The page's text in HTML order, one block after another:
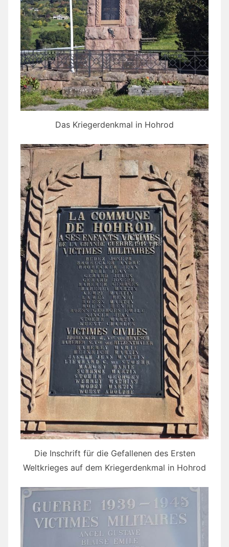
Das Kriegerdenkmal in Hohrod
Die Inschrift für die Gefallenen des Ersten
Weltkrieges auf dem Kriegerdenkmal in Hohrod